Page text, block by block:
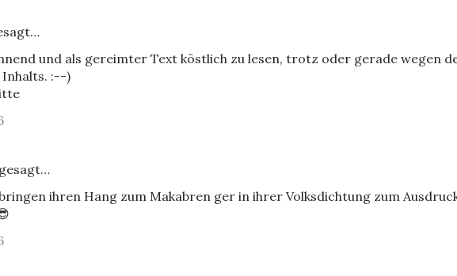
und als gereimter Text köstlich zu lesen, trotz oder gerade wegen
Inhalts. :--)
ihren Hang zum Makabren ger in ihrer Volksdichtung zum